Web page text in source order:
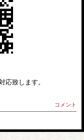
応致します。
コメント